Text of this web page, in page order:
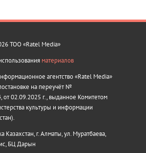
ТОО «Ratel Media»
материалов
агентство «Ratel Media»
на переучёт №
от 02.09.2025 г., выданное Комитетом
культуры и информации
Казахстан, г. Алматы, ул. Муратбаева,
БЦ Дарын